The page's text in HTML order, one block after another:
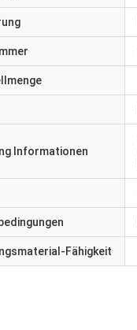
Informationen
Fähigkeit